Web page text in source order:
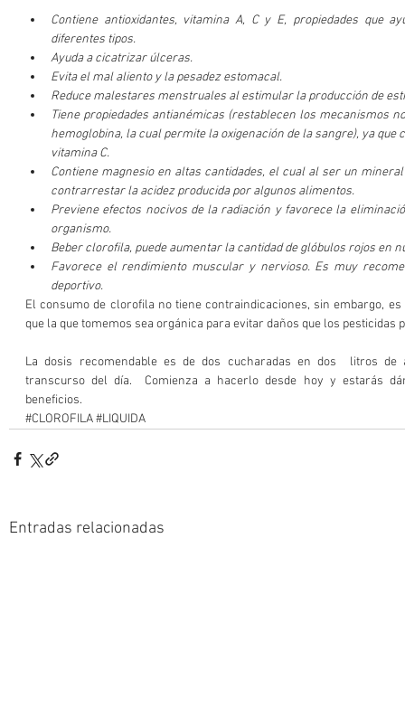
Contiene antioxidantes, vitamina A, C y E, propiedades que
diferentes tipos.
Ayuda a cicatrizar úlceras.
Evita el mal aliento y la pesadez estomacal.
Reduce malestares menstruales al estimular la producción de
Tiene propiedades antianémicas (restablecen los mecanismos
hemoglobina, la cual permite la oxigenación de la sangre), ya que
vitamina C.
Contiene magnesio en altas cantidades, el cual al ser un
contrarrestar la acidez producida por algunos alimentos.
Previene efectos nocivos de la radiación y favorece la
organismo.
Beber clorofila, puede aumentar la cantidad de glóbulos rojos en
Favorece el rendimiento muscular y nervioso. Es muy
deportivo.
El consumo de clorofila no tiene contraindicaciones, sin embargo,
que la que tomemos sea orgánica para evitar daños que los pesticidas
La dosis recomendable es de dos cucharadas en dos  litros
transcurso del día.  Comienza a hacerlo desde hoy y estarás
beneficios.
#CLOROFILA#LIQUIDA
Entradas relacionadas